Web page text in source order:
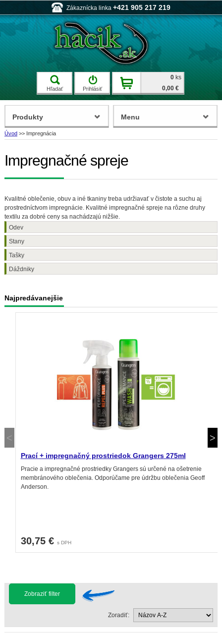
Zákaznícka linka +421 905 217 219
Hľadať Prihlásiť
0 ks
0,00 €
Úvod >> Impregnácia
Impregnačné spreje
Kvalitné oblečenie, obuv a iné tkaniny treba udržiavať v čistote a suchu aj
prostredníctvom impregnácie. Kvalitné impregnačné spreje na rôzne druhy
textilu za dobré ceny sa nachádzajú nižšie.
Odev
Stany
Tašky
Dáždniky
Najpredávanejšie
Prací + impregnačný prostriedok Grangers 275ml
Pracie a impregnačné prostriedky Grangers sú určené na ošetrenie
membránového oblečenia. Odporúčame pre údržbu oblečenia Geoff
Anderson.
30,75 € s DPH
Zobraziť filter
Zoradiť:
Produkty Menu